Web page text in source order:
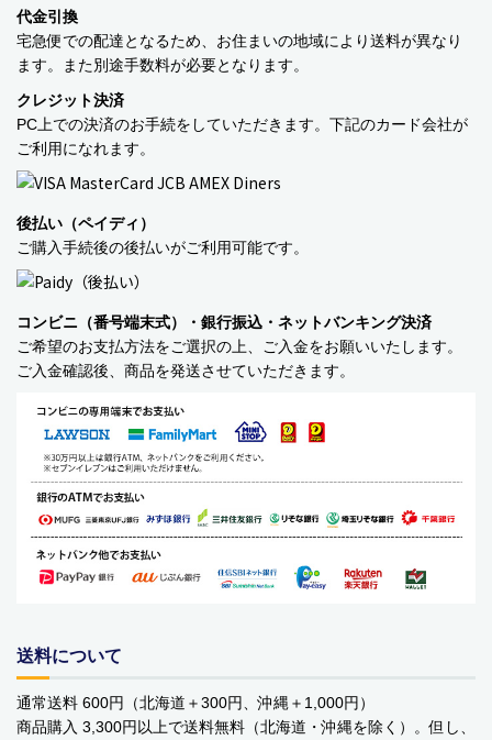
季節商品
日用品・雑貨
コンテナキャリー
バッグ・カート
美容
アパレル
アクセサリー
健康・フィットネス
防災用品・保存食品
家電
おもちゃ・ホビー
ベビーおもちゃ・子供用品
代金引換
宅急便での配達となるため、お住まいの地域により送料が異なり
ます。また別途手数料が必要となります。
クレジット決済
PC上での決済のお手続をしていただきます。下記のカード会社が
ご利用になれます。
後払い（ペイディ）
ご購入手続後の後払いがご利用可能です。
コンビニ（番号端末式）・銀行振込・ネットバンキング決済
ご希望のお支払方法をご選択の上、ご入金をお願いいたします。
ご入金確認後、商品を発送させていただきます。
送料について
通常送料 600円（北海道＋300円、沖縄＋1,000円）
商品購入 3,300円以上で送料無料（北海道・沖縄を除く）。但し、